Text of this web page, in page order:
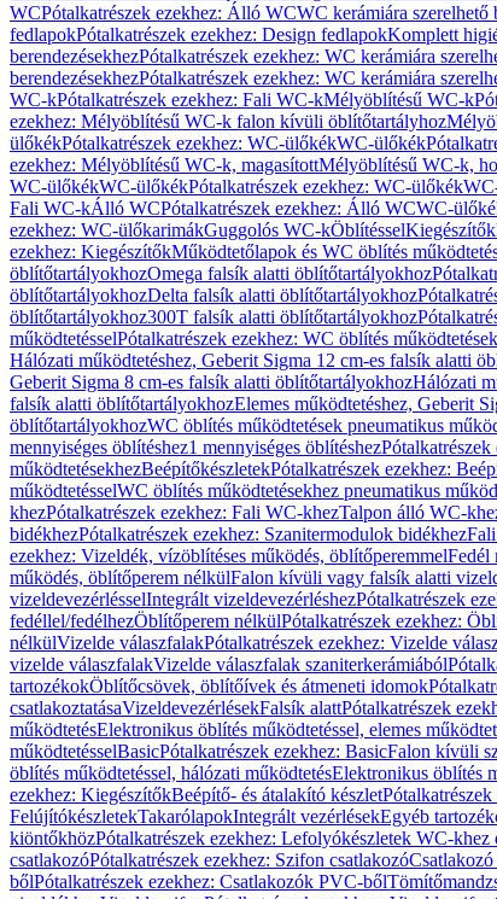
WCPótalkatrészek ezekhez: Álló WCWC kerámiára szerelhető
fedlapokPótalkatrészek ezekhez: Design fedlapokKomplett
berendezésekhezPótalkatrészek ezekhez: WC kerámiára
berendezésekhezPótalkatrészek ezekhez: WC kerámiára
WC-kPótalkatrészek ezekhez: Fali WC-kMélyöblítésű WC-k
ezekhez: Mélyöblítésű WC-k falon kívüli öblítőtartályhoz
ülőkékPótalkatrészek ezekhez: WC-ülőkékWC-ülőkék
ezekhez: Mélyöblítésű WC-k, magasítottMélyöblítésű WC-k,
WC-ülőkékWC-ülőkékPótalkatrészek ezekhez: WC-ülőkék
Fali WC-kÁlló WCPótalkatrészek ezekhez: Álló WCWC-
ezekhez: WC-ülőkarimákGuggolós WC-kÖblítésselKiegészítők
ezekhez: KiegészítőkMűködtetőlapok és WC öblítés
öblítőtartályokhozOmega falsík alatti öblítőtartályokhoz
öblítőtartályokhozDelta falsík alatti öblítőtartályokhoz
öblítőtartályokhoz300T falsík alatti öblítőtartályokhoz
működtetésselPótalkatrészek ezekhez: WC öblítés
Hálózati működtetéshez, Geberit Sigma 12 cm-es falsík alatti
Geberit Sigma 8 cm-es falsík alatti öblítőtartályokhozHálózati
falsík alatti öblítőtartályokhozElemes működtetéshez, Geberit
öblítőtartályokhozWC öblítés működtetések pneumatikus
mennyiséges öblítéshez1 mennyiséges öblítéshezPótalkatrészek
működtetésekhezBeépítőkészletekPótalkatrészek ezekhez:
működtetésselWC öblítés működtetésekhez pneumatikus
khezPótalkatrészek ezekhez: Fali WC-khezTalpon álló WC-
bidékhezPótalkatrészek ezekhez: Szanitermodulok bidékhez
ezekhez: Vizeldék, vízöblítéses működés, öblítőperemmelFedél
működés, öblítőperem nélkülFalon kívüli vagy falsík alatti
vizeldevezérlésselIntegrált vizeldevezérléshezPótalkatrészek
fedéllel/fedélhezÖblítőperem nélkülPótalkatrészek ezekhez:
nélkülVizelde válaszfalakPótalkatrészek ezekhez: Vizelde
vizelde válaszfalakVizelde válaszfalak szaniterkerámiából
tartozékokÖblítőcsövek, öblítőívek és átmeneti idomok
csatlakoztatásaVizeldevezérlésekFalsík alattPótalkatrészek
működtetésElektronikus öblítés működtetéssel, elemes
működtetésselBasicPótalkatrészek ezekhez: BasicFalon kívüli
öblítés működtetéssel, hálózati működtetésElektronikus öblítés
ezekhez: KiegészítőkBeépítő- és átalakító készlet
FelújítókészletekTakarólapokIntegrált vezérlésekEgyéb
kiöntőkhözPótalkatrészek ezekhez: Lefolyókészletek WC-khez
csatlakozóPótalkatrészek ezekhez: Szifon csatlakozó
bőlPótalkatrészek ezekhez: Csatlakozók PVC-ből